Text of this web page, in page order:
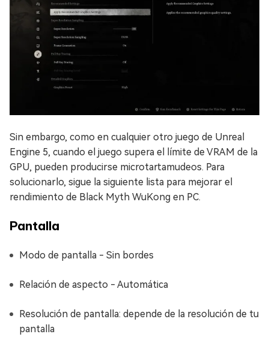
Sin embargo, como en cualquier otro juego de Unreal
Engine 5, cuando el juego supera el límite de VRAM de la
GPU, pueden producirse microtartamudeos. Para
solucionarlo, sigue la siguiente lista para mejorar el
rendimiento de Black Myth WuKong en PC.
Pantalla
Modo de pantalla - Sin bordes
Relación de aspecto - Automática
Resolución de pantalla: depende de la resolución de tu
pantalla